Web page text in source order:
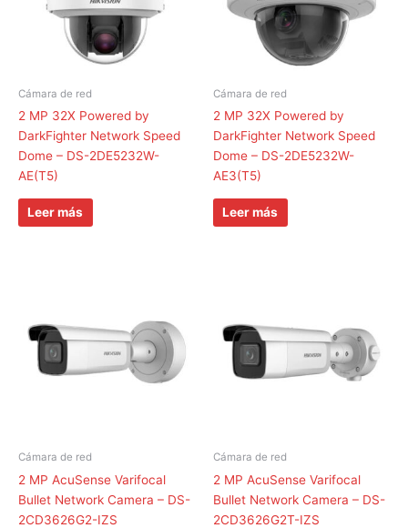
Cámara de red
2 MP 32X Powered by
DarkFighter Network Speed
Dome – DS-2DE5232W-
AE(T5)
Leer más
Cámara de red
2 MP 32X Powered by
DarkFighter Network Speed
Dome – DS-2DE5232W-
AE3(T5)
Leer más
Cámara de red
2 MP AcuSense Varifocal
Bullet Network Camera – DS-
2CD3626G2-IZS
Cámara de red
2 MP AcuSense Varifocal
Bullet Network Camera – DS-
2CD3626G2T-IZS